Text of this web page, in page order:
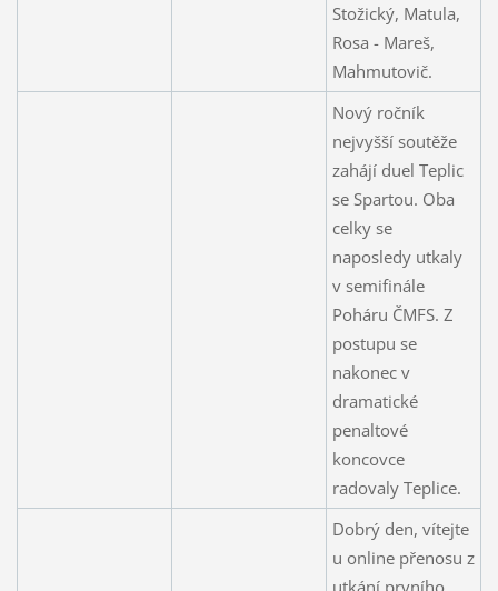
Stožický, Matula,
Rosa - Mareš,
Mahmutovič.
Nový ročník
nejvyšší soutěže
zahájí duel Teplic
se Spartou. Oba
celky se
naposledy utkaly
v semifinále
Poháru ČMFS. Z
postupu se
nakonec v
dramatické
penaltové
koncovce
radovaly Teplice.
Dobrý den, vítejte
u online přenosu z
utkání prvního